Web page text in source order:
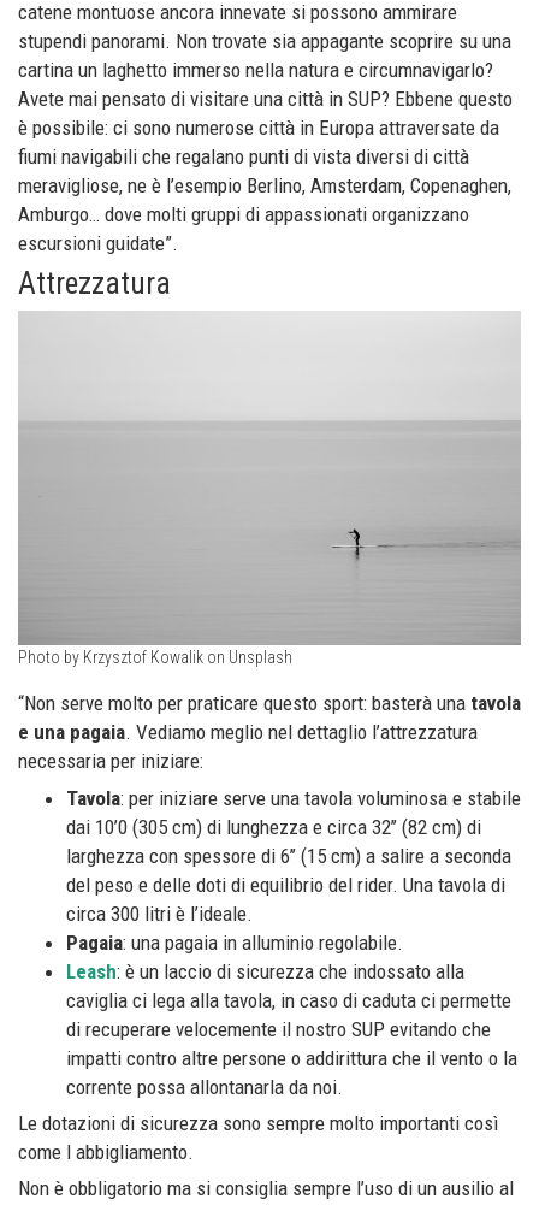
catene montuose ancora innevate si possono ammirare
stupendi panorami. Non trovate sia appagante scoprire su una
cartina un laghetto immerso nella natura e circumnavigarlo?
Avete mai pensato di visitare una città in SUP? Ebbene questo
è possibile: ci sono numerose città in Europa attraversate da
fiumi navigabili che regalano punti di vista diversi di città
meravigliose, ne è l’esempio Berlino, Amsterdam, Copenaghen,
Amburgo… dove molti gruppi di appassionati organizzano
escursioni guidate”.
Attrezzatura
Photo by Krzysztof Kowalik on Unsplash
“Non serve molto per praticare questo sport: basterà una tavola
e una pagaia. Vediamo meglio nel dettaglio l’attrezzatura
necessaria per iniziare:
Tavola: per iniziare serve una tavola voluminosa e stabile
dai 10’0 (305 cm) di lunghezza e circa 32’’ (82 cm) di
larghezza con spessore di 6’’ (15 cm) a salire a seconda
del peso e delle doti di equilibrio del rider. Una tavola di
circa 300 litri è l’ideale.
Pagaia: una pagaia in alluminio regolabile.
Leash: è un laccio di sicurezza che indossato alla
caviglia ci lega alla tavola, in caso di caduta ci permette
di recuperare velocemente il nostro SUP evitando che
impatti contro altre persone o addirittura che il vento o la
corrente possa allontanarla da noi.
Le dotazioni di sicurezza sono sempre molto importanti così
come l abbigliamento.
Non è obbligatorio ma si consiglia sempre l’uso di un ausilio al